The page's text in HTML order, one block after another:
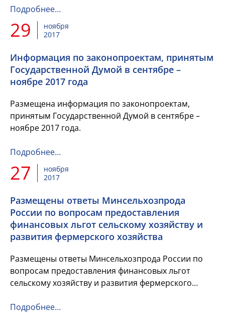
охотничьих ресурсов и в отношении объектов
культурного...
Подробнее…
29
ноября
2017
Информация по законопроектам, принятым
Государственной Думой в сентябре –
ноябре 2017 года
Размещена информация по законопроектам,
принятым Государственной Думой в сентябре –
ноябре 2017 года.
Подробнее…
27
ноября
2017
Размещены ответы Минсельхозпрода
России по вопросам предоставления
финансовых льгот сельскому хозяйству и
развития фермерского хозяйства
Размещены ответы Минсельхозпрода России по
вопросам предоставления финансовых льгот
сельскому хозяйству и развития фермерского
Подробнее…